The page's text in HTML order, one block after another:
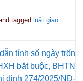
tagged luật giao
tính số ngày trốn
bắt buộc, BHTN
định 274/2025/NĐ-